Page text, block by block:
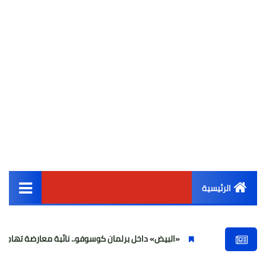
الرئيسية
أخبار مصر
«البيض» داخل برلمان كوسوفو.. نائبة معارضة تهاجم ألبين كورتي